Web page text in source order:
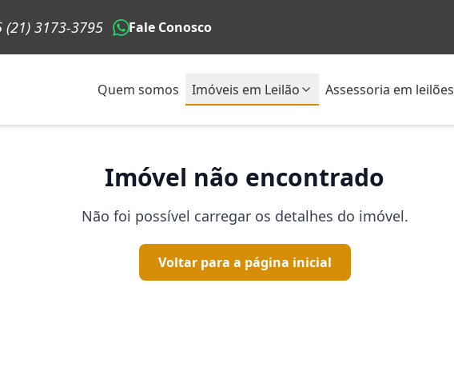
(21) 3173-3795 Fale Conosco
Quem somos Imóveis em Leilão Assessoria em leilões
Imóvel não encontrado
Não foi possível carregar os detalhes do imóvel.
Voltar para a página inicial